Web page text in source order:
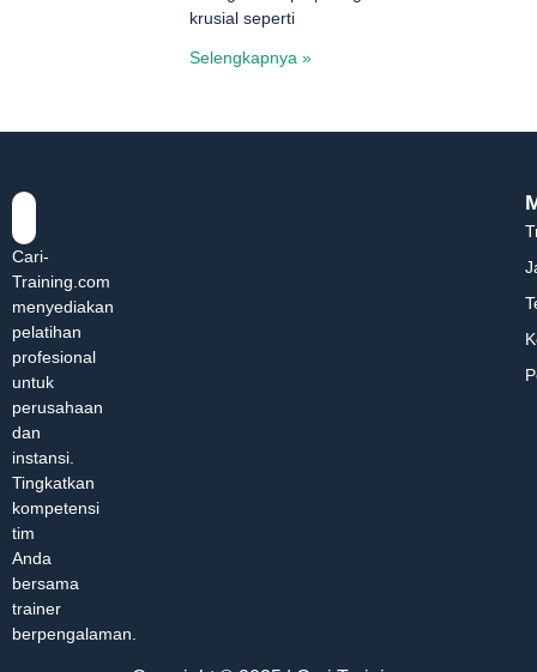
krusial seperti
Selengkapnya »
Cari-
Training.com
menyediakan
pelatihan
profesional
untuk
perusahaan
dan
instansi.
Tingkatkan
kompetensi
tim
Anda
bersama
trainer
berpengalaman.